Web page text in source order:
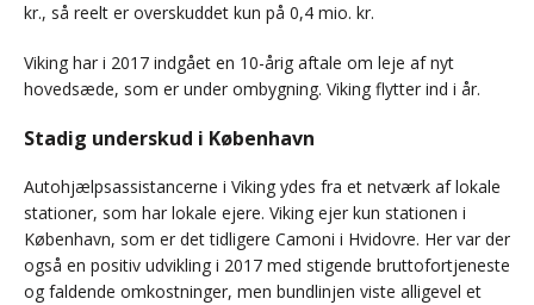
kr., så reelt er overskuddet kun på 0,4 mio. kr.
Viking har i 2017 indgået en 10-årig aftale om leje af nyt
hovedsæde, som er under ombygning. Viking flytter ind i år.
Stadig underskud i København
Autohjælpsassistancerne i Viking ydes fra et netværk af lokale
stationer, som har lokale ejere. Viking ejer kun stationen i
København, som er det tidligere Camoni i Hvidovre. Her var der
også en positiv udvikling i 2017 med stigende bruttofortjeneste
og faldende omkostninger, men bundlinjen viste alligevel et